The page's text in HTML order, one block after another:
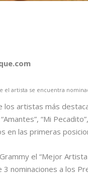
el artista se encuentra
los artistas más
“Mi
en las primeras
el “Mejor
3 nominaciones a los